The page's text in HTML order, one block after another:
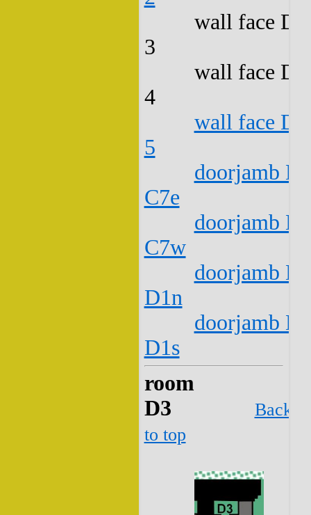
wall face
3
wall face
4
wall face
5
doorjamb
C7e
doorjamb
C7w
doorjamb
D1n
doorjamb
D1s
room
D3
Back
to top